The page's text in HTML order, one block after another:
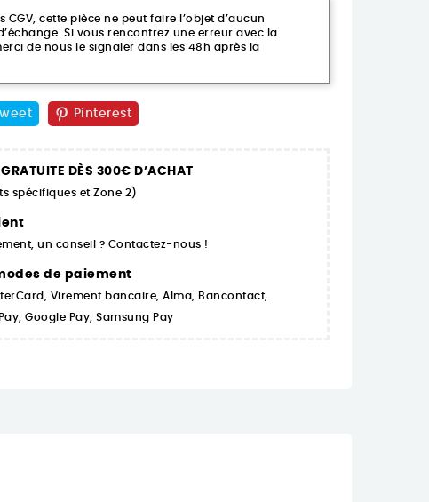
cette pièce ne peut faire l’objet d’aucun
Si vous rencontrez une erreur avec la
de nous le signaler dans les 48h après la
Pinterest
DÈS 300€ D’ACHAT
spécifiques et Zone 2)
un conseil ? Contactez-nous !
de paiement
Virement bancaire, Alma, Bancontact,
Google Pay, Samsung Pay